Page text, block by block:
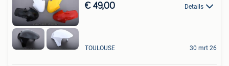
€ 49,00 Details
TOULOUSE 30 mrt 26